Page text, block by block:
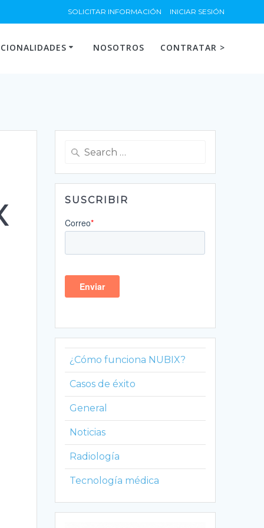
SOLICITAR INFORMACIÓN INICIAR SESIÓN
NOSOTROS CONTRATAR >
Search
SUSCRIBIR
¿Cómo funciona NUBIX?
Casos de éxito
General
Noticias
Radiología
Tecnología médica